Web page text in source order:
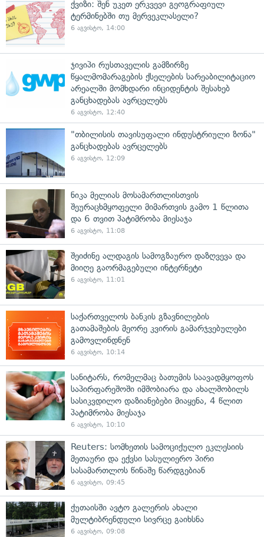
ქვიზი: შენ უკეთ ერკვევი გეოგრაფიულ
ტერმინებში თუ მერვეკლასელი?
6 აგვისტო, 14:00
ჯივიპი რუსთაველის გამზირზე
წყალმომარაგების ქსელების სარეაბილიტაციო
არეალში მომხდარი ინციდენტის შესახებ
განცხადებას ავრცელებს
6 აგვისტო, 12:40
"თბილისის თავისუფალი ინდუსტრიული ზონა"
განცხადებას ავრცელებს
6 აგვისტო, 12:09
ნიკა მელიას მოსამართლისთვის
შეურაცხმყოფელი მიმართვის გამო 1 წლითა
და 6 თვით პატიმრობა მიესაჯა
6 აგვისტო, 11:08
შეიძინე ალდაგის სამოგზაურო დაზღვევა და
მიიღე გაორმაგებული ინტერნეტი
6 აგვისტო, 11:01
საქართველოს ბანკის გზავნილების
გათამაშების მეორე კვირის გამარჯვებულები
გამოვლინდნენ
6 აგვისტო, 10:14
სანიტარს, რომელმაც ბათუმის საავადმყოფოს
საპირფარეშოში იმშობიარა და ახალშობილს
სასიკვდილო დაზიანებები მიაყენა, 4 წლით
პატიმრობა მიესაჯა
6 აგვისტო, 10:10
Reuters: სომხეთის სამოციქულო ეკლესიის
მეთაური და ექვსი სასულიერო პირი
სასამართლოს წინაშე წარდგებიან
6 აგვისტო, 09:45
ქუთაისში ავტო გალერის ახალი
მულტიბრენდული სივრცე გაიხსნა
6 აგვისტო, 09:08